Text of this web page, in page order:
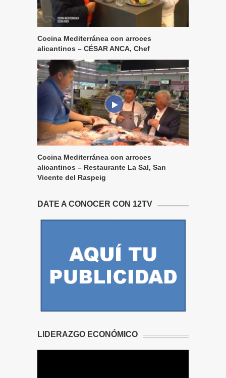
Cocina Mediterránea con arroces
alicantinos – CÉSAR ANCA, Chef
Cocina Mediterránea con arroces
alicantinos – Restaurante La Sal, San
Vicente del Raspeig
DATE A CONOCER CON 12TV
LIDERAZGO ECONÓMICO